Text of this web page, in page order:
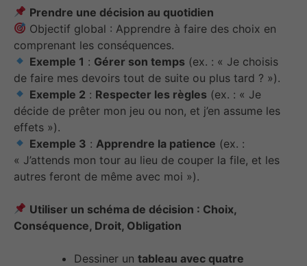
Prendre une décision au quotidien
Objectif global : Apprendre à faire des choix en
comprenant les conséquences.
Exemple 1 : Gérer son temps (ex. : « Je choisis
de faire mes devoirs tout de suite ou plus tard ? »).
Exemple 2 : Respecter les règles (ex. : « Je
décide de prêter mon jeu ou non, et j’en assume les
effets »).
Exemple 3 : Apprendre la patience (ex. :
« J’attends mon tour au lieu de couper la file, et les
autres feront de même avec moi »).
Utiliser un schéma de décision : Choix,
Conséquence, Droit, Obligation
Dessiner un tableau avec quatre